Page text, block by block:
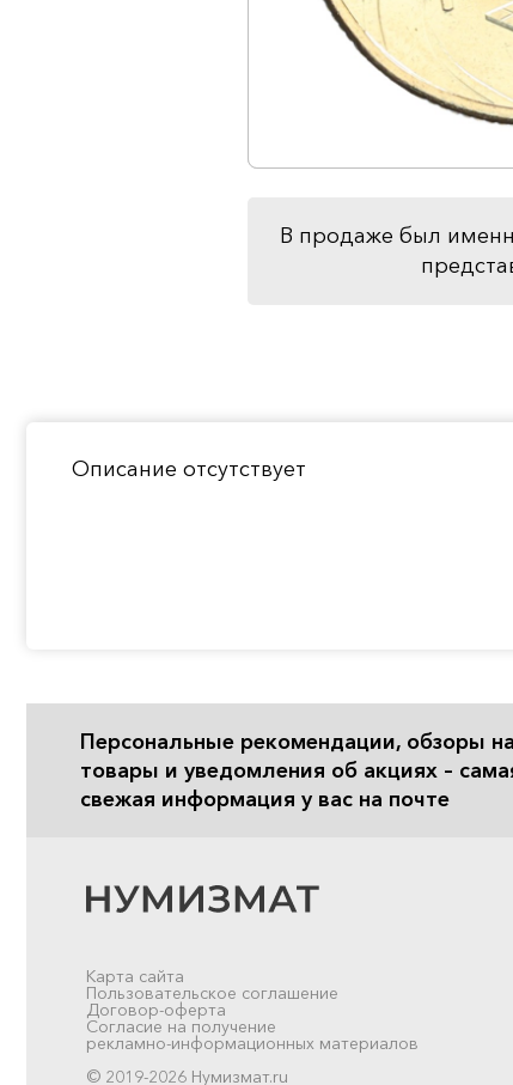
В продаже был
Описание отсутствует
Персональные рекомендации, обзоры на
товары и уведомления об акциях –
свежая информация у вас на почте
Карта сайта
Пользовательское соглашение
Договор-оферта
Согласие на получение
рекламно-информационных материалов
© 2019-2026 Нумизмат.ru